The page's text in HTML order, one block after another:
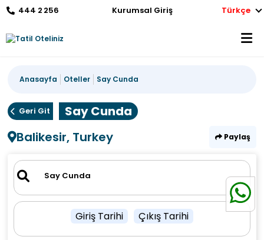
444 2 256 Kurumsal Giriş Türkçe
Anasayfa Oteller Say Cunda
Geri Git
Say Cunda
Balikesir, Turkey
Paylaş
Giriş Tarihi Çıkış Tarihi